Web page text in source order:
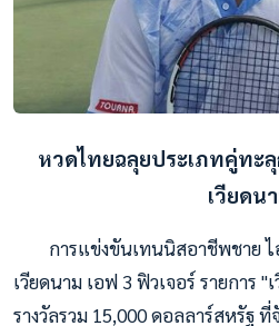
หวดไทยฉลุยประเภทคู่ทะ
เวียดน
การแข่งขันเทนนิสอาชีพชาย ไ
เวียดนาม เอฟ 3 ฟิวเจอร์ รายการ "
รางวัลรวม 15,000 ดอลลาร์สหรัฐ ที่